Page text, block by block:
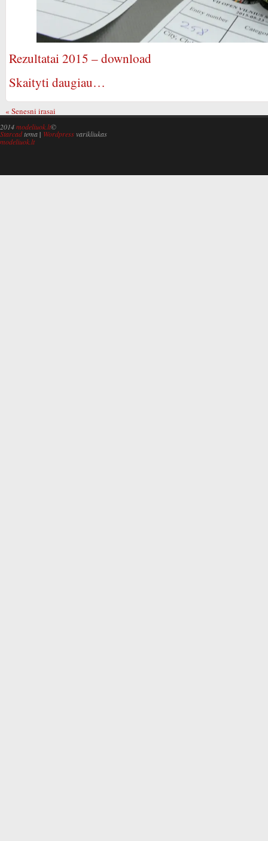
Rezultatai 2015 – download
Skaityti daugiau…
« Senesni irasai
2014modeliuok.lt©
Starcadtema| Wordpress varikliukas
modeliuok.lt